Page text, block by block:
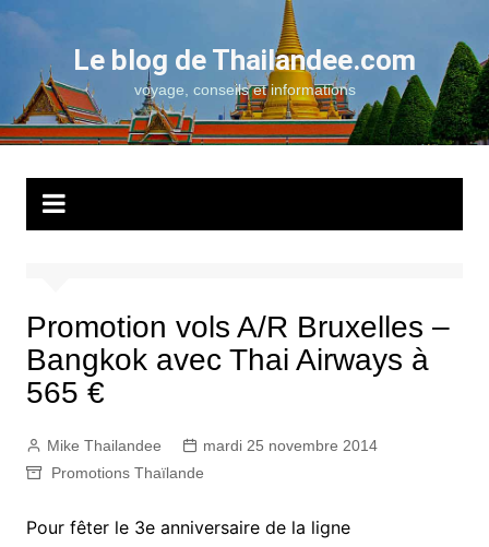
Aller
contenu
Le blog de Thailandee.com
voyage, conseils et informations
Promotion vols A/R Bruxelles –
Bangkok avec Thai Airways à
565 €
Mike Thailandee
mardi 25 novembre 2014
Promotions Thaïlande
Pour fêter le 3e anniversaire de la ligne